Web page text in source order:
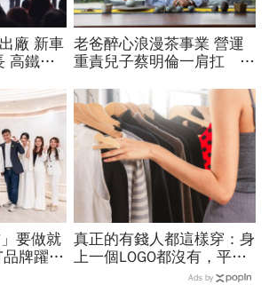
新車
老爸醉心浪漫茶事業 營運
重責兒子蔡明倫一肩扛 直
談人生如茶的甘與苦
」要做就
牌躍上
真正的有錢人都這樣穿：身
上一個LOGO都沒有，平凡
針織衫卻要價3萬元...一窺
Ads by